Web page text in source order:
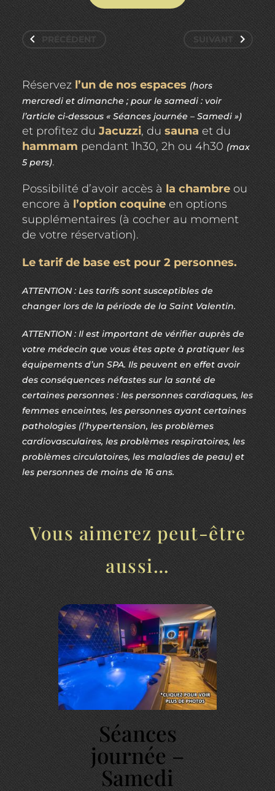
PRÉCÉDENT SUIVANT
Réservezl’un de nos espaces (hors
mercredi et dimanche ; pour le samedi : voir
l’article ci-dessous « Séances journée – Samedi »)
et profitez duJacuzzi, du saunaet du
hammam pendant 1h30, 2h ou 4h30(max
5 pers).
Possibilité d’avoir accès àla chambreou
encore àl’option coquineen options
supplémentaires (à cocher au moment
de votre réservation).
Le tarif de base est pour 2 personnes.
ATTENTION : Les tarifs sont susceptibles de
changer lors de la période de la Saint Valentin.
ATTENTION : Il est important de vérifier auprès de
votre médecin que vous êtes apte à pratiquer les
équipements d’un SPA. Ils peuvent en effet avoir
des conséquences néfastes sur la santé de
certaines personnes : les personnes cardiaques, les
femmes enceintes, les personnes ayant certaines
pathologies (l’hypertension, les problèmes
cardiovasculaires, les problèmes respiratoires, les
problèmes circulatoires, les maladies de peau) et
les personnes de moins de 16 ans.
Vous aimerez peut-être
aussi…
Séances
journée –
Samedi